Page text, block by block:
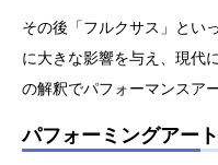
その後「フルクサス」とい
に大きな影響を与え、現代
の解釈でパフォーマンスア
パフォーミングアー